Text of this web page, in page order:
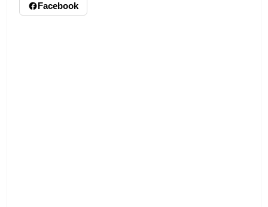
Facebook